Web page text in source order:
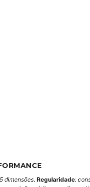
dimensões. Regularidade: